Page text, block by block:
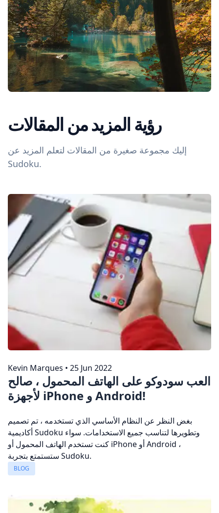
رؤية المزيد من المقالات
إليك مجموعة صغيرة من المقالات لتعلم المزيد عن
Sudoku.
Kevin Marques • 25 Jun 2022
العب سودوكو على الهاتف المحمول ، صالح
لأجهزة iPhone و Android!
بغض النظر عن النظام الأساسي الذي تستخدمه ، تم تصميم
أكاديمية Sudoku وتطويرها لتناسب جميع الاستخدامات. سواء
كنت تستخدم الهاتف المحمول أو iPhone أو Android ،
ستستمتع بتجربة Sudoku.
BLOG